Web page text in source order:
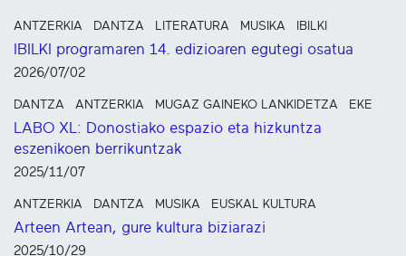
ANTZERKIA DANTZA LITERATURA MUSIKA IBILKI
IBILKI programaren 14. edizioaren egutegi osatua
2026/07/02
DANTZA ANTZERKIA MUGAZ GAINEKO LANKIDETZA EKE
LABO XL: Donostiako espazio eta hizkuntza
eszenikoen berrikuntzak
2025/11/07
ANTZERKIA DANTZA MUSIKA EUSKAL KULTURA
Arteen Artean, gure kultura biziarazi
2025/10/29